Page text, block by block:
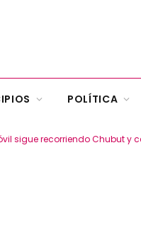
POLÍTICA
sigue recorriendo Chubut y